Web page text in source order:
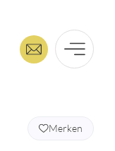
Merken